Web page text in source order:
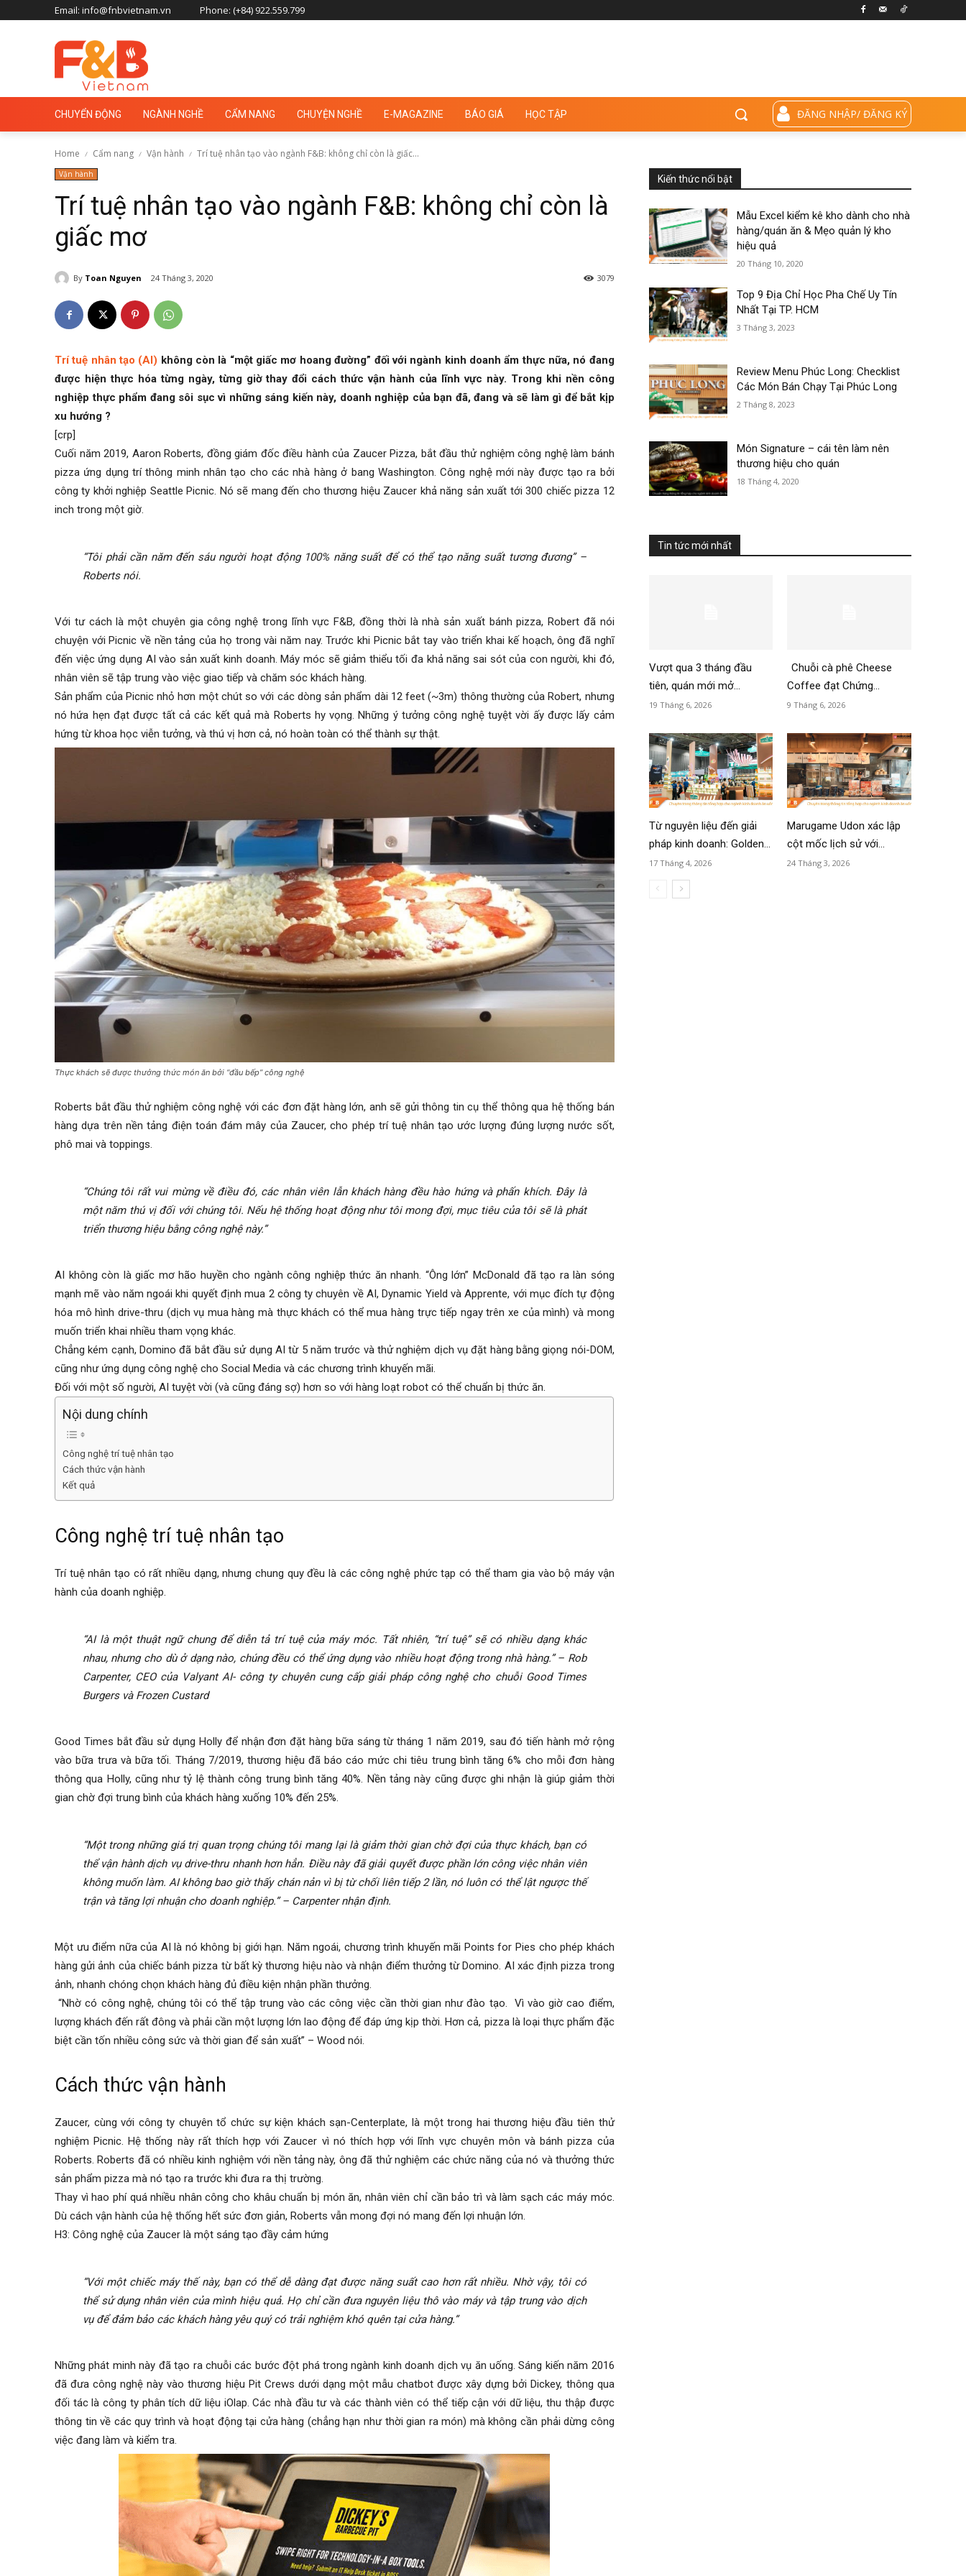
Email: info@fnbvietnam.vn Phone: (+84) 922.559.799
CHUYỂN ĐỘNG NGÀNH NGHỀ CẨM NANG CHUYỆN NGHỀ E-MAGAZINE BÁO GIÁ HỌC TẬP ĐĂNG NHẬP/ ĐĂNG KÝ
Home Cẩm nang Vận hành Trí tuệ nhân tạo vào ngành F&B: không chỉ còn là giấc...
Vận hành
Trí tuệ nhân tạo vào ngành F&B: không chỉ còn là
giấc mơ
By Toan Nguyen 24 Tháng 3, 2020 3079
Trí tuệ nhân tạo (AI) không còn là “một giấc mơ hoang đường” đối với ngành kinh doanh ẩm thực nữa, nó đang
được hiện thực hóa từng ngày, từng giờ thay đổi cách thức vận hành của lĩnh vực này. Trong khi nền công
nghiệp thực phẩm đang sôi sục vì những sáng kiến này, doanh nghiệp của bạn đã, đang và sẽ làm gì để bắt kịp
xu hướng ?
[crp]
Cuối năm 2019, Aaron Roberts, đồng giám đốc điều hành của Zaucer Pizza, bắt đầu thử nghiệm công nghệ làm bánh
pizza ứng dụng trí thông minh nhân tạo cho các nhà hàng ở bang Washington. Công nghệ mới này được tạo ra bởi
công ty khởi nghiệp Seattle Picnic. Nó sẽ mang đến cho thương hiệu Zaucer khả năng sản xuất tới 300 chiếc pizza 12
inch trong một giờ.
“Tôi phải cần năm đến sáu người hoạt động 100% năng suất để có thể tạo năng suất tương đương” –
Roberts nói.
Với tư cách là một chuyên gia công nghệ trong lĩnh vực F&B, đồng thời là nhà sản xuất bánh pizza, Robert đã nói
chuyện với Picnic về nền tảng của họ trong vài năm nay. Trước khi Picnic bắt tay vào triển khai kế hoạch, ông đã nghĩ
đến việc ứng dụng AI vào sản xuất kinh doanh. Máy móc sẽ giảm thiểu tối đa khả năng sai sót của con người, khi đó,
nhân viên sẽ tập trung vào việc giao tiếp và chăm sóc khách hàng.
Sản phẩm của Picnic nhỏ hơn một chút so với các dòng sản phẩm dài 12 feet (~3m) thông thường của Robert, nhưng
nó hứa hẹn đạt được tất cả các kết quả mà Roberts hy vọng. Những ý tưởng công nghệ tuyệt vời ấy được lấy cảm
hứng từ khoa học viễn tưởng, và thú vị hơn cả, nó hoàn toàn có thể thành sự thật.
Thực khách sẽ được thưởng thức món ăn bởi “đầu bếp” công nghệ
Roberts bắt đầu thử nghiệm công nghệ với các đơn đặt hàng lớn, anh sẽ gửi thông tin cụ thể thông qua hệ thống bán
hàng dựa trên nền tảng điện toán đám mây của Zaucer, cho phép trí tuệ nhân tạo ước lượng đúng lượng nước sốt,
phô mai và toppings.
“Chúng tôi rất vui mừng về điều đó, các nhân viên lẫn khách hàng đều hào hứng và phấn khích. Đây là
một năm thú vị đối với chúng tôi. Nếu hệ thống hoạt động như tôi mong đợi, mục tiêu của tôi sẽ là phát
triển thương hiệu bằng công nghệ này.”
AI không còn là giấc mơ hão huyền cho ngành công nghiệp thức ăn nhanh. “Ông lớn” McDonald đã tạo ra làn sóng
mạnh mẽ vào năm ngoái khi quyết định mua 2 công ty chuyên về AI,Dynamic Yield và Apprente, với mục đích tự động
hóa mô hình drive-thru (dịch vụ mua hàng mà thực khách có thể mua hàng trực tiếp ngay trên xe của mình) và mong
muốn triển khai nhiều tham vọng khác.
Chẳng kém cạnh, Domino đã bắt đầu sử dụng AI từ 5 năm trước và thử nghiệm dịch vụ đặt hàng bằng giọng nói-DOM,
cũng như ứng dụng công nghệ cho Social Media và các chương trình khuyến mãi.
Đối với một số người, AI tuyệt vời (và cũng đáng sợ) hơn so với hàng loạt robot có thể chuẩn bị thức ăn.
Nội dung chính
Công nghệ trí tuệ nhân tạo
Cách thức vận hành
Kết quả
Công nghệ trí tuệ nhân tạo
Trí tuệ nhân tạo có rất nhiều dạng, nhưng chung quy đều là các công nghệ phức tạp có thể tham gia vào bộ máy vận
hành của doanh nghiệp.
“AI là một thuật ngữ chung để diễn tả trí tuệ của máy móc. Tất nhiên, “trí tuệ” sẽ có nhiều dạng khác
nhau, nhưng cho dù ở dạng nào, chúng đều có thể ứng dụng vào nhiều hoạt động trong nhà hàng.” – Rob
Carpenter, CEO của Valyant AI- công ty chuyên cung cấp giải pháp công nghệ cho chuỗi Good Times
Burgers và Frozen Custard
Good Times bắt đầu sử dụng Holly để nhận đơn đặt hàng bữa sáng từ tháng 1 năm 2019, sau đó tiến hành mở rộng
vào bữa trưa và bữa tối. Tháng 7/2019, thương hiệu đã báo cáo mức chi tiêu trung bình tăng 6% cho mỗi đơn hàng
thông qua Holly, cũng như tỷ lệ thành công trung bình tăng 40%. Nền tảng này cũng được ghi nhận là giúp giảm thời
gian chờ đợi trung bình của khách hàng xuống 10% đến 25%.
“Một trong những giá trị quan trọng chúng tôi mang lại là giảm thời gian chờ đợi của thực khách, bạn có
thể vận hành dịch vụ drive-thru nhanh hơn hẳn. Điều này đã giải quyết được phần lớn công việc nhân viên
không muốn làm. AI không bao giờ thấy chán nản vì bị từ chối liên tiếp 2 lần, nó luôn có thể lật ngược thế
trận và tăng lợi nhuận cho doanh nghiệp.” – Carpenter nhận định.
Một ưu điểm nữa của AI là nó không bị giới hạn. Năm ngoái, chương trình khuyến mãi Points for Pies cho phép khách
hàng gửi ảnh của chiếc bánh pizza từ bất kỳ thương hiệu nào và nhận điểm thưởng từ Domino. AI xác định pizza trong
ảnh, nhanh chóng chọn khách hàng đủ điều kiện nhận phần thưởng.
“Nhờ có công nghệ, chúng tôi có thể tập trung vào các công việc cần thời gian như đào tạo. Vì vào giờ cao điểm,
lượng khách đến rất đông và phải cần một lượng lớn lao động để đáp ứng kịp thời. Hơn cả, pizza là loại thực phẩm đặc
biệt cần tốn nhiều công sức và thời gian để sản xuất” – Wood nói.
Cách thức vận hành
Zaucer, cùng với công ty chuyên tổ chức sự kiện khách sạn-Centerplate, là một trong hai thương hiệu đầu tiên thử
nghiệm Picnic. Hệ thống này rất thích hợp với Zaucer vì nó thích hợp với lĩnh vực chuyên môn và bánh pizza của
Roberts. Roberts đã có nhiều kinh nghiệm với nền tảng này, ông đã thử nghiệm các chức năng của nó và thưởng thức
sản phẩm pizza mà nó tạo ra trước khi đưa ra thị trường.
Thay vì hao phí quá nhiều nhân công cho khâu chuẩn bị món ăn, nhân viên chỉ cần bảo trì và làm sạch các máy móc.
Dù cách vận hành của hệ thống hết sức đơn giản, Roberts vẫn mong đợi nó mang đến lợi nhuận lớn.
H3: Công nghệ của Zaucer là một sáng tạo đầy cảm hứng
“Với một chiếc máy thế này, bạn có thể dễ dàng đạt được năng suất cao hơn rất nhiều. Nhờ vậy, tôi có
thể sử dụng nhân viên của mình hiệu quả. Họ chỉ cần đưa nguyên liệu thô vào máy và tập trung vào dịch
vụ để đảm bảo các khách hàng yêu quý có trải nghiệm khó quên tại cửa hàng.”
Những phát minh này đã tạo ra chuỗi các bước đột phá trong ngành kinh doanh dịch vụ ăn uống. Sáng kiến ​​năm 2016
đã đưa công nghệ này vào thương hiệu Pit Crews dưới dạng một mẫu chatbot được xây dựng bởi Dickey, thông qua
đối tác là công ty phân tích dữ liệu iOlap. Các nhà đầu tư và các thành viên có thể tiếp cận với dữ liệu, thu thập được
thông tin về các quy trình và hoạt động tại cửa hàng (chẳng hạn như thời gian ra món) mà không cần phải dừng công
việc đang làm và kiểm tra.
Kiến thức nổi bật
Mẫu Excel kiểm kê kho dành cho nhà
hàng/quán ăn & Mẹo quản lý kho
hiệu quả
20 Tháng 10, 2020
Top 9 Địa Chỉ Học Pha Chế Uy Tín
Nhất Tại TP. HCM
3 Tháng 3, 2023
Review Menu Phúc Long: Checklist
Các Món Bán Chạy Tại Phúc Long
2 Tháng 8, 2023
Món Signature – cái tên làm nên
thương hiệu cho quán
18 Tháng 4, 2020
Tin tức mới nhất
Vượt qua 3 tháng đầu
tiên, quán mới mở...
19 Tháng 6, 2026
Chuỗi cà phê Cheese
Coffee đạt Chứng...
9 Tháng 6, 2026
Từ nguyên liệu đến giải
pháp kinh doanh: Golden...
17 Tháng 4, 2026
Marugame Udon xác lập
cột mốc lịch sử với...
24 Tháng 3, 2026